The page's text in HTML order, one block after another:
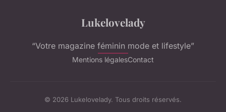
Lukelovelady
“Votre magazine féminin mode et lifestyle”
Mentions légalesContact
© 2026 Lukelovelady. Tous droits réservés.